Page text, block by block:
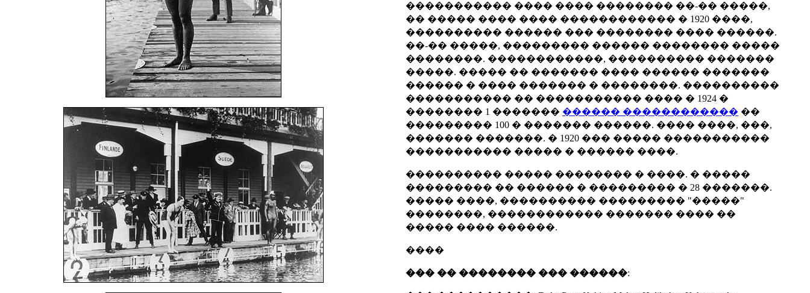
����������� ���� ���� �������� ��-�� �����,
�� ����� ���� ���� ������������ � 1920 ����,
���������� ������ ��� �������� ���� ������.
��-�� �����, ��������� ������ �������� �����
��������. ������������, ���������� �������
�����. ����� �� ������� ���� ������ �������
������ � ���� ������� � ��������. ����������
����������� �� ����������� ���� � 1924 �
�������� 1 ������� ������ ������������ ��
��������� 100 � ������� ������. ���� ����, ���,
������� �������. � 1920 ��� ����� �����������
����������� ����� � ������ ����.
���������� ����� �������� � ����. � �����
��������� �� ������ � ��������� � 28 �������.
����� ����, ���������� ��������� "�����"
��������, ������������ ������� ���� ��
����� ���� ������.
����
��� �� �������� ��� ������: